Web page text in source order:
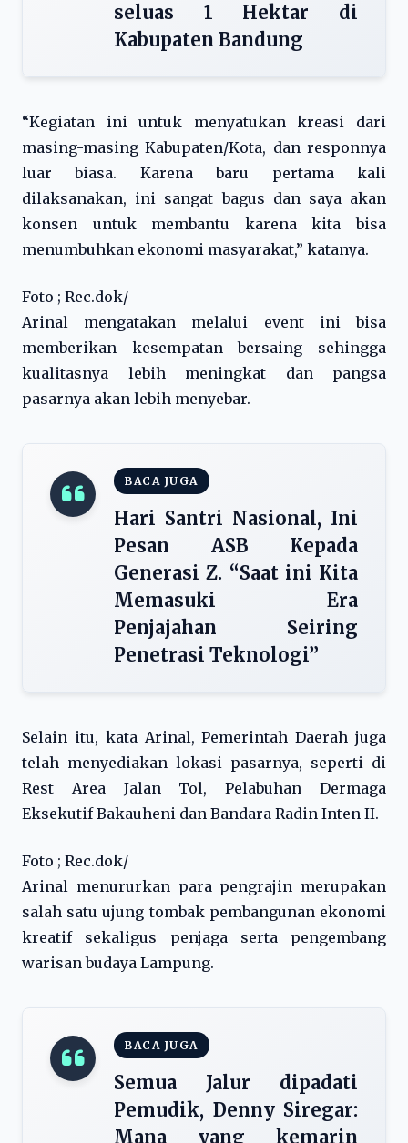
seluas 1 Hektar di
Kabupaten Bandung
“Kegiatan ini untuk menyatukan kreasi dari
masing-masing Kabupaten/Kota, dan responnya
luar biasa. Karena baru pertama kali
dilaksanakan, ini sangat bagus dan saya akan
konsen untuk membantu karena kita bisa
menumbuhkan ekonomi masyarakat,” katanya.
Foto ; Rec.dok/
Arinal mengatakan melalui event ini bisa
memberikan kesempatan bersaing sehingga
kualitasnya lebih meningkat dan pangsa
pasarnya akan lebih menyebar.
BACA JUGA
Hari Santri Nasional, Ini
Pesan ASB Kepada
Generasi Z. “Saat ini Kita
Memasuki Era
Penjajahan Seiring
Penetrasi Teknologi”
Selain itu, kata Arinal, Pemerintah Daerah juga
telah menyediakan lokasi pasarnya, seperti di
Rest Area Jalan Tol, Pelabuhan Dermaga
Eksekutif Bakauheni dan Bandara Radin Inten II.
Foto ; Rec.dok/
Arinal menururkan para pengrajin merupakan
salah satu ujung tombak pembangunan ekonomi
kreatif sekaligus penjaga serta pengembang
warisan budaya Lampung.
BACA JUGA
Semua Jalur dipadati
Pemudik, Denny Siregar:
Mana yang kemarin